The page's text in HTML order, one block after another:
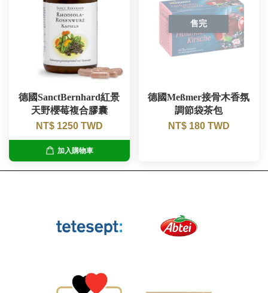
德國SanctBernhard紅景
天野櫻莓複合膠囊
NT$ 1250 TWD
加入購物車
售完
德國Meßmer接骨木香氛
調節袋茶包
NT$ 180 TWD